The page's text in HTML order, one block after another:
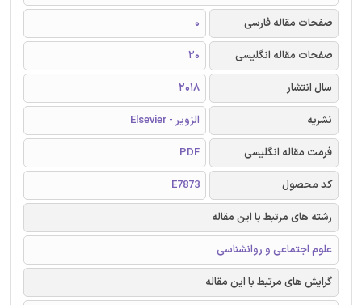
صفحات مقاله فارسی
0
صفحات مقاله انگلیسی
20
سال انتشار
2018
نشریه
الزویر - Elsevier
فرمت مقاله انگلیسی
PDF
کد محصول
E7873
رشته های مرتبط با این مقاله
علوم اجتماعی و روانشناسی
گرایش های مرتبط با این مقاله